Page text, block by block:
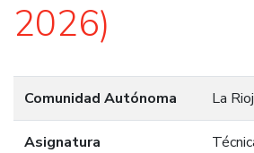
2026)
Comunidad Autónoma La
Asignatura